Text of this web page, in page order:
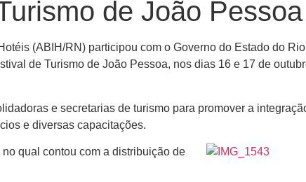
de João Pessoa
(ABIH/RN) participou com o Governo do Estado do
de Turismo de João Pessoa, nos dias 16 e 17 de
e secretarias de turismo para promover a
e diversas capacitações.
qual contou com a distribuição de